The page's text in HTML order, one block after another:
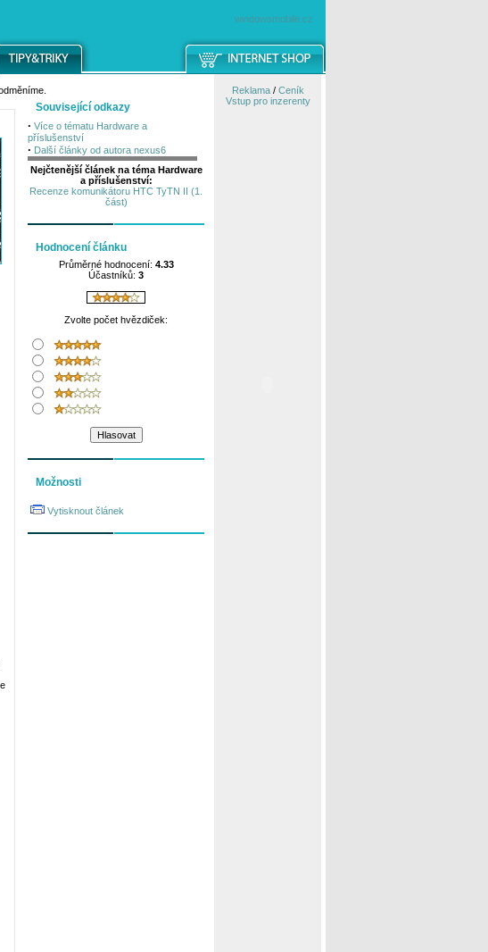
windowsmobile.cz
Související odkazy
· Více o tématu Hardware a
příslušenství
· Další články od autora nexus6
Nejčtenější článek na téma Hardware
a příslušenství:
Recenze komunikátoru HTC TyTN II (1.
část)
Hodnocení článku
Průměrné hodnocení: 4.33
Účastníků: 3
Zvolte počet hvězdiček:
Možnosti
Vytisknout článek
Reklama/ Ceník
Vstup pro inzerenty